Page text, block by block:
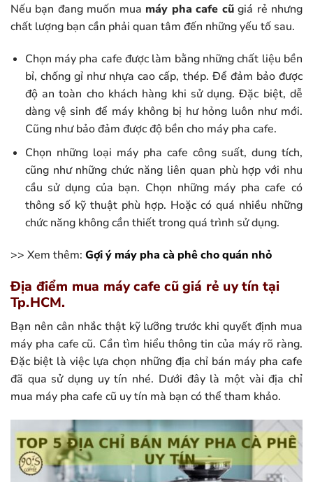
Nếu bạn đang muốn mua máy pha cafe cũgiá rẻ nhưng
chất lượng bạn cần phải quan tâm đến những yếu tố sau.
Chọn máy pha cafe được làm bằng những chất liệu bền
bỉ, chống gỉ như nhựa cao cấp, thép. Để đảm bảo được
độ an toàn cho khách hàng khi sử dụng. Đặc biệt, dễ
dàng vệ sinh để máy không bị hư hỏng luôn như mới.
Cũng như bảo đảm được độ bền cho máy pha cafe.
Chọn những loại máy pha cafe công suất, dung tích,
cũng như những chức năng liên quan phù hợp với nhu
cầu sử dụng của bạn. Chọn những máy pha cafe có
thông số kỹ thuật phù hợp. Hoặc có quá nhiều những
chức năng không cần thiết trong quá trình sử dụng.
>> Xem thêm: Gợi ý máy pha cà phê cho quán nhỏ
Địa điểm mua máy cafe cũ giá rẻ uy tín tại
Tp.HCM.
Bạn nên cân nhắc thật kỹ lưỡng trước khi quyết định mua
máy pha cafe cũ. Cần tìm hiểu thông tin của máy rõ ràng.
Đặc biệt là việc lựa chọn những địa chỉ bán máy pha cafe
đã qua sử dụng uy tín nhé. Dưới đây là một vài địa chỉ
mua máy pha cafe cũ uy tín mà bạn có thể tham khảo.